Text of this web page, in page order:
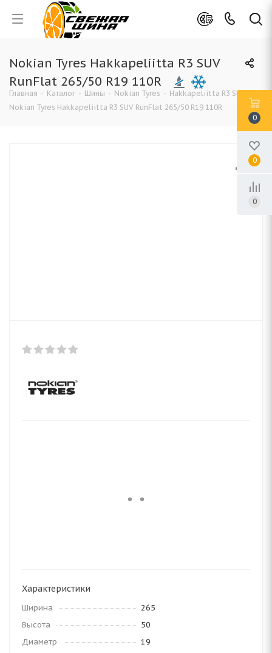
Nokian Tyres Hakkapeliitta R3 SUV
RunFlat 265/50 R19 110R
Главная - Каталог - Шины - Nokian Tyres - Hakkapeliitta R3 SUV
Nokian Tyres Hakkapeliitta R3 SUV RunFlat 265/50 R19 110R
Характеристики
Ширина
265
Высота
50
Диаметр
19
0
0
0